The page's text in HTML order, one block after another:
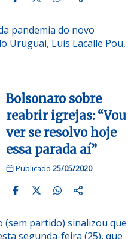
pandemia do novo
Uruguai, Luis Lacalle Pou,
Bolsonaro sobre
reabrir igrejas: “Vou
ver se resolvo hoje
essa parada aí”
Publicado 25/05/2020
(sem partido) sinalizou que
segunda-feira (25), que